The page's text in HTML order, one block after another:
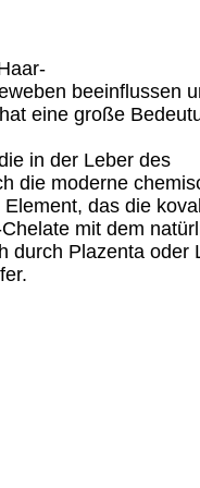
beeinflussen
eine große
in der Leber des
die moderne
das die
mit dem
durch Plazenta oder